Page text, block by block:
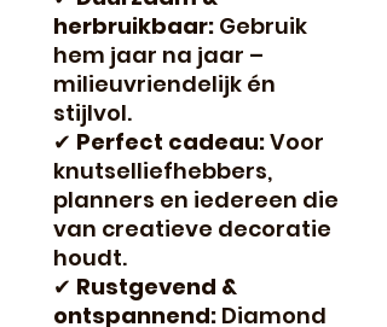
herbruikbaar: Gebruik
hem jaar na jaar –
milieuvriendelijk én
stijlvol.
✔ Perfect cadeau:Voor
knutselliefhebbers,
planners en iedereen die
van creatieve decoratie
houdt.
✔ Rustgevend &
ontspannend: Diamond